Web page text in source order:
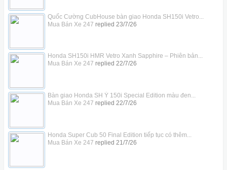
Quốc Cường CubHouse bàn giao Honda SH150i Vetro...
Mua Bán Xe 247 replied 23/7/26
Honda SH150i HMR Vetro Xanh Sapphire – Phiên bản...
Mua Bán Xe 247 replied 22/7/26
Bàn giao Honda SH Ý 150i Special Edition màu đen...
Mua Bán Xe 247 replied 22/7/26
Honda Super Cub 50 Final Edition tiếp tục có thêm...
Mua Bán Xe 247 replied 21/7/26